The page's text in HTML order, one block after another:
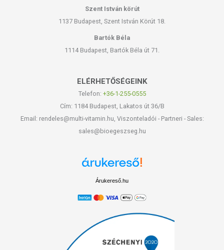
Szent István körút
1137 Budapest, Szent István Körút 18.
Bartók Béla
1114 Budapest, Bartók Béla út 71.
ELÉRHETŐSÉGEINK
Telefon: +36-1-255-0555
Cím: 1184 Budapest, Lakatos út 36/B
Email: rendeles@multi-vitamin.hu, Viszonteladói - Partneri - Sales:
sales@bioegeszseg.hu
Árukereső.hu